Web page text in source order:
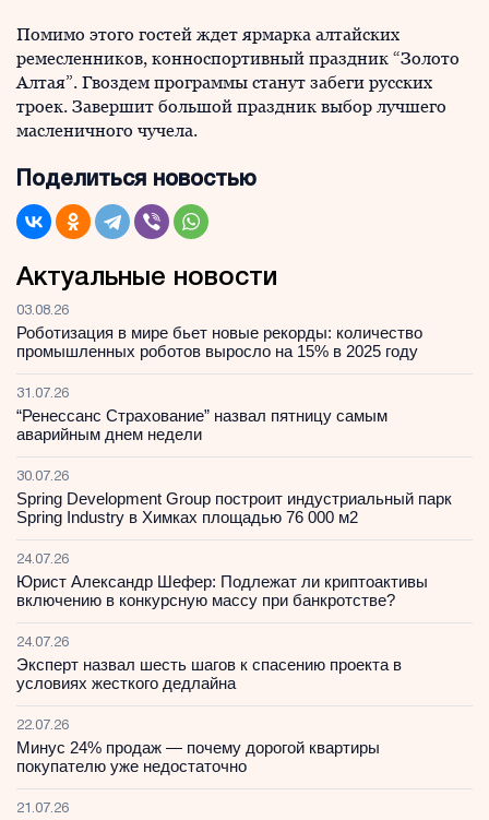
Помимо этого гостей ждет ярмарка алтайских
ремесленников, конноспортивный праздник “Золото
Алтая”. Гвоздем программы станут забеги русских
троек. Завершит большой праздник выбор лучшего
масленичного чучела.
Поделиться новостью
Актуальные новости
03.08.26
Роботизация в мире бьет новые рекорды: количество
промышленных роботов выросло на 15% в 2025 году
31.07.26
“Ренессанс Страхование” назвал пятницу самым
аварийным днем недели
30.07.26
Spring Development Group построит индустриальный парк
Spring Industry в Химках площадью 76 000 м2
24.07.26
Юрист Александр Шефер: Подлежат ли криптоактивы
включению в конкурсную массу при банкротстве?
24.07.26
Эксперт назвал шесть шагов к спасению проекта в
условиях жесткого дедлайна
22.07.26
Минус 24% продаж — почему дорогой квартиры
покупателю уже недостаточно
21.07.26